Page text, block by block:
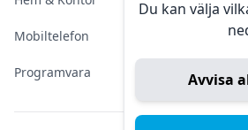
Du kan välja
Avvisa
Mobiltelefon
Programvara
Sälja